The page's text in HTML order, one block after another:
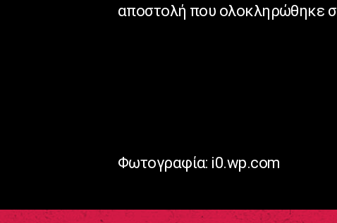
αποστολή που ολοκληρώθηκε
Φωτογραφία: i0.wp.com